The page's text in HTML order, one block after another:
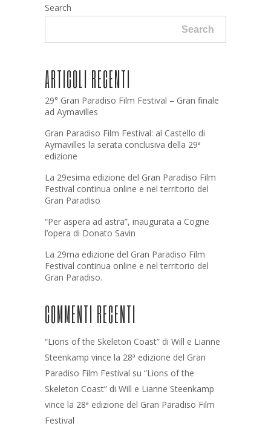
Search
Search
ARTICOLI RECENTI
29° Gran Paradiso Film Festival – Gran finale
ad Aymavilles
Gran Paradiso Film Festival: al Castello di
Aymavilles la serata conclusiva della 29ª
edizione
La 29esima edizione del Gran Paradiso Film
Festival continua online e nel territorio del
Gran Paradiso
“Per aspera ad astra”, inaugurata a Cogne
l’opera di Donato Savin
La 29ma edizione del Gran Paradiso Film
Festival continua online e nel territorio del
Gran Paradiso.
COMMENTI RECENTI
“Lions of the Skeleton Coast” di Will e Lianne
Steenkamp vince la 28ª edizione del Gran
Paradiso Film Festival su “Lions of the
Skeleton Coast” di Will e Lianne Steenkamp
vince la 28ª edizione del Gran Paradiso Film
Festival